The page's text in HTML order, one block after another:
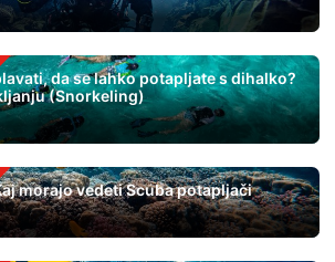
da se lahko potapljate s dihalko?
(Snorkeling)
morajo vedeti Scuba potapljači